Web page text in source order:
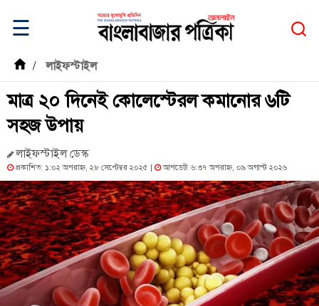
☰
/ লাইফস্টাইল
মাত্র ২০ দিনেই কোলেস্টেরল কমানোর ৬টি
সহজ উপায়
লাইফস্টাইল ডেস্ক
প্রকাশিত: ১:০২ অপরাহ্ন, ২৮ সেপ্টেম্বর ২০২৫ | আপডেট: ৬:৩৭ অপরাহ্ন, ০৯ অগাস্ট ২০২৬